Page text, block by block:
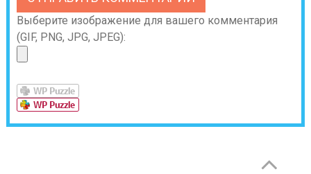
Выберите изображение для вашего комментария
(GIF, PNG, JPG, JPEG):